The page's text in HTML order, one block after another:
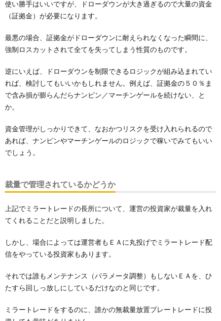
使い勝手はいいですが、ドローダウンが大き過ぎるので大量の資金
（証拠金）が必要になります。
最悪の場合、証拠金がドローダウンに耐えられなくなった瞬間に、
強制ロスカットされて全てを失ってしまう性質のものです。
逆にいえば、ドローダウンを制限できるロジックが組み込まれてい
れば、検討してもいいかもしれません。例えば、証拠金の５０％ま
で含み損が膨らんだらナンピン／マーチンゲールを続けない、と
か。
資金管理がしっかりできて、なおかつリスクを受け入れられるので
あれば、ナンピンやマーチンゲールのロジックで稼いでみてもいい
でしょう。
裁量で管理されているかどうか
上記でミラートレードの長所について、運営の投資家が裁量を入れ
てくれることだと説明しました。
しかし、場合によっては運営者もＥＡに丸投げでミラートレード配
信をやっている投資家もあります。
それでは誰もメンテナンス（パラメータ調整）もしないＥＡを、ひ
たすら回しっ放しにしているだけなのと同じです。
ミラートレードをするのに、誰かの無裁量放置プレートレードに投